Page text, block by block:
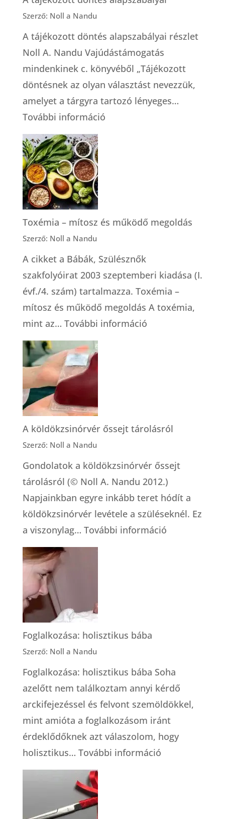
Szerző: Noll a Nandu
A tájékozott döntés alapszabályai részlet
Noll A. Nandu Vajúdástámogatás
mindenkinek c. könyvéből „Tájékozott
döntésnek az olyan választást nevezzük,
amelyet a tárgyra tartozó lényeges…
További információ:
Toxémia – mítosz és működő megoldás
Szerző: Noll a Nandu
A cikket a Bábák, Szülésznők
szakfolyóirat 2003 szeptemberi kiadása (I.
évf./4. szám) tartalmazza. Toxémia –
mítosz és működő megoldás A toxémia,
mint az… További információ:
A köldökzsinórvér őssejt tárolásról
Szerző: Noll a Nandu
Gondolatok a köldökzsinórvér őssejt
tárolásról (© Noll A. Nandu 2012.)
Napjainkban egyre inkább teret hódít a
köldökzsinórvér levétele a szüléseknél. Ez
a viszonylag… További információ:
Foglalkozása: holisztikus bába
Szerző: Noll a Nandu
Foglalkozása: holisztikus bába Soha
azelőtt nem találkoztam annyi kérdő
arckifejezéssel és felvont szemöldökkel,
mint amióta a foglalkozásom iránt
érdeklődőknek azt válaszolom, hogy
holisztikus… További információ: